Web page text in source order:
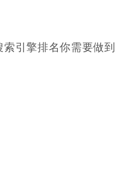
索引擎排名你需要做到